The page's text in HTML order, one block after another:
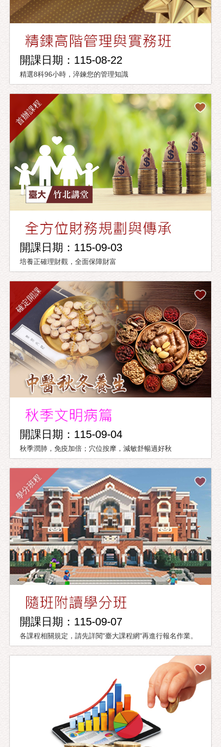
開課日期：115-08-22
精選8科96小時，淬鍊您的管理知識
首辦課程
開課日期：115-09-03
培養正確理財觀，全面保障財富
確定開課
開課日期：115-09-04
秋季潤肺，免疫加倍；穴位按摩，減敏舒暢過好秋
學分班程
開課日期：115-09-07
各課程相關規定，請先詳閱"臺大課程網"再進行報名作業。